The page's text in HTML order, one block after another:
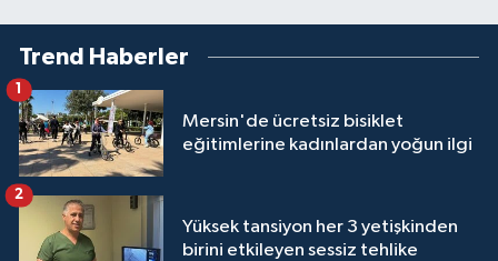
Trend Haberler
Mersin'de ücretsiz bisiklet
eğitimlerine kadınlardan yoğun ilgi
1
Yüksek tansiyon her 3 yetişkinden
birini etkileyen sessiz tehlike
2